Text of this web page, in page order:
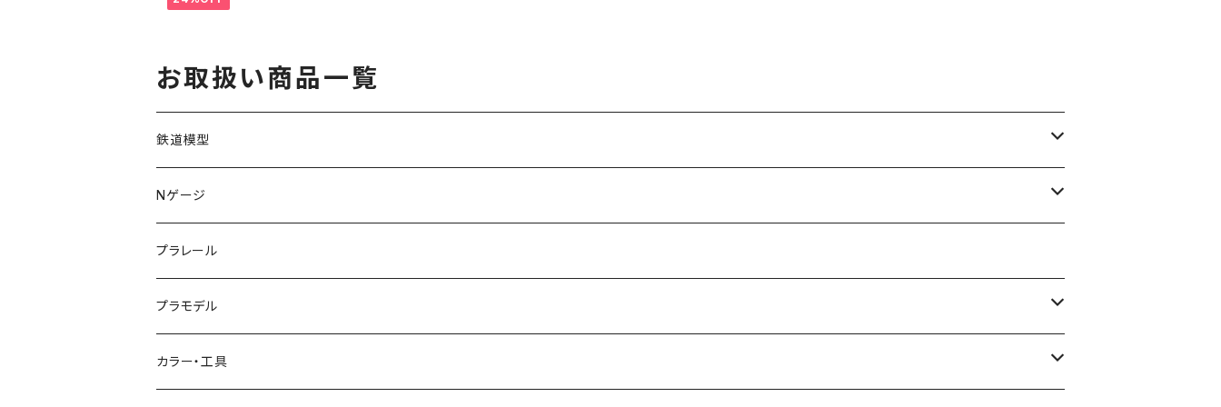
お取扱い商品一覧
鉄道模型
KATO (N)
TOMIX (N)
マイクロエース (N)
グリーンマックス (N)
Nゲージ
車両
入門セット
レール
プラレール
プラモデル
ガンプラ
カラー・工具